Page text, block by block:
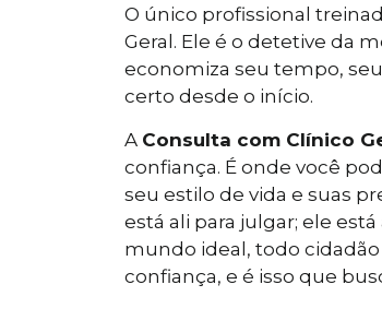
O único profissional
Geral. Ele é o detetive da
economiza seu tempo,
certo desde o início.
A Consulta com Clínico
confiança. É onde você
seu estilo de vida e suas
está ali para julgar; ele
mundo ideal, todo cidadão
confiança, e é isso que